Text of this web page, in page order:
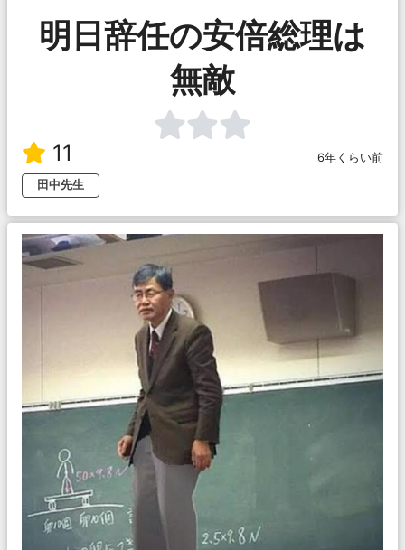
明日辞任の安倍総理は
無敵
11
6年くらい前
田中先生